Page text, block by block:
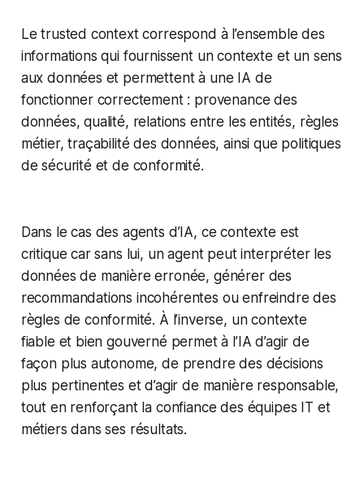
Le trusted context correspond à l’ensemble des
informations qui fournissent un contexte et un sens
aux données et permettent à une IA de
fonctionner correctement : provenance des
données, qualité, relations entre les entités, règles
métier, traçabilité des données, ainsi que politiques
de sécurité et de conformité.
Dans le cas des agents d’IA, ce contexte est
critique car sans lui, un agent peut interpréter les
données de manière erronée, générer des
recommandations incohérentes ou enfreindre des
règles de conformité. À l’inverse, un contexte
fiable et bien gouverné permet à l’IA d’agir de
façon plus autonome, de prendre des décisions
plus pertinentes et d’agir de manière responsable,
tout en renforçant la confiance des équipes IT et
métiers dans ses résultats.